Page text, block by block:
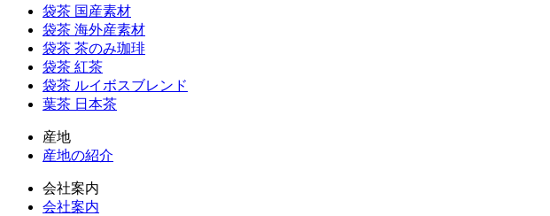
袋茶 国産素材
袋茶 海外産素材
袋茶 茶のみ珈琲
袋茶 紅茶
袋茶 ルイボスブレンド
葉茶 日本茶
産地
産地の紹介
会社案内
会社案内